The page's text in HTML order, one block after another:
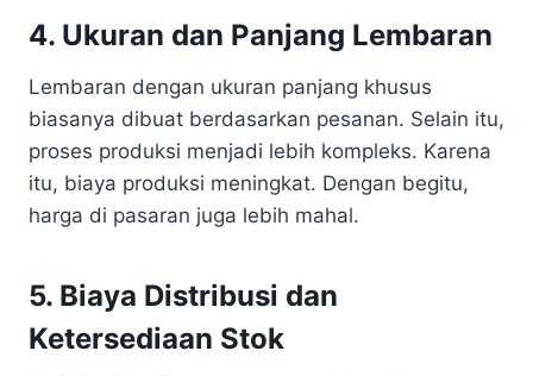
4. Ukuran dan Panjang Lembaran
Lembaran dengan ukuran panjang khusus
biasanya dibuat berdasarkan pesanan. Selain itu,
proses produksi menjadi lebih kompleks. Karena
itu, biaya produksi meningkat. Dengan begitu,
harga di pasaran juga lebih mahal.
5. Biaya Distribusi dan
Ketersediaan Stok